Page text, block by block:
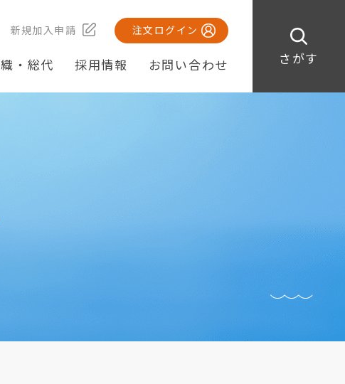
さがす
新規加入申請 注文ログイン
・総代 採用情報 お問い合わせ